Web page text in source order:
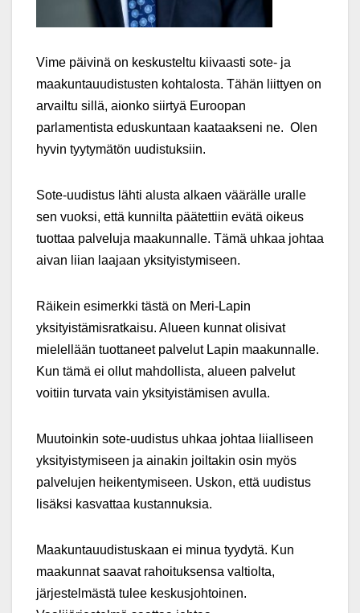
Vime päivinä on keskusteltu kiivaasti sote- ja
maakuntauudistusten kohtalosta. Tähän liittyen on
arvailtu sillä, aionko siirtyä Euroopan
parlamentista eduskuntaan kaataakseni ne. Olen
hyvin tyytymätön uudistuksiin.
Sote-uudistus lähti alusta alkaen väärälle uralle
sen vuoksi, että kunnilta päätettiin evätä oikeus
tuottaa palveluja maakunnalle. Tämä uhkaa johtaa
aivan liian laajaan yksityistymiseen.
Räikein esimerkki tästä on Meri-Lapin
yksityistämisratkaisu. Alueen kunnat olisivat
mielellään tuottaneet palvelut Lapin maakunnalle.
Kun tämä ei ollut mahdollista, alueen palvelut
voitiin turvata vain yksityistämisen avulla.
Muutoinkin sote-uudistus uhkaa johtaa liialliseen
yksityistymiseen ja ainakin joiltakin osin myös
palvelujen heikentymiseen. Uskon, että uudistus
lisäksi kasvattaa kustannuksia.
Maakuntauudistuskaan ei minua tyydytä. Kun
maakunnat saavat rahoituksensa valtiolta,
järjestelmästä tulee keskusjohtoinen.